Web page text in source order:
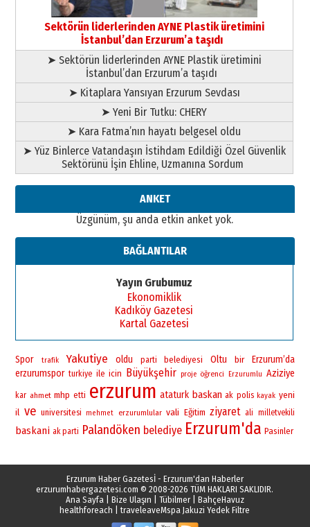
Başkan Sekmen’den Erzurum’a
bir vizyon proje daha!
02 Ağustos 2026 Pazar
Sektörün liderlerinden AYNE Plastik üretimini
İstanbul’dan Erzurum’a taşıdı
➤ Sektörün liderlerinden AYNE Plastik üretimini
İstanbul’dan Erzurum’a taşıdı
➤ Kitaplara Yansıyan Erzurum Sevdası
➤ Yeni Bir Tutku: CHERY
➤ Kara Fatma’nın hayatı belgesel oldu
➤ Yüz Binlerce Vatandaşın İstihdam Edildiği Özel Güvenlik
Sektörünü İşin Ehline, Uzmanına Sordum
ANKET
Üzgünüm, şu anda etkin anket yok.
BAĞLANTILAR
Yayın Grubumuz
Ekonomiklik
Kadıköy Gazetesi
Kartal Gazetesi
Spor trafik Yakutiye oldu parti belediyesi Oltu bir
Erzurum’da
erzurumspor turkiye ile icin Büyükşehir proje öğrenci Erzurumlu Aziziye
kar ahmet mhp etti erzurum ataturk baskan ak polis kayak yeni
il ve universitesi mehmet erzurumlular vali Eğitim ziyaret ali milletvekili
baskani ak parti Palandöken belediye Erzurum'da Pasinler
Erzurum Haber Gazetesİ - Erzurum'dan Haberler
erzurumhabergazetesi.com © 2008-2026 TÜM HAKLARI SAKLIDIR.
Ana Sayfa| Bize Ulaşın Tübilmer| BahçeHavuz
healthforeach |traveleaveMspa Jakuzi Yedek Filtre